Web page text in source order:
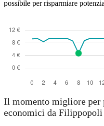
possibile per risparmiare
Il momento migliore per
economici da Filippopoli